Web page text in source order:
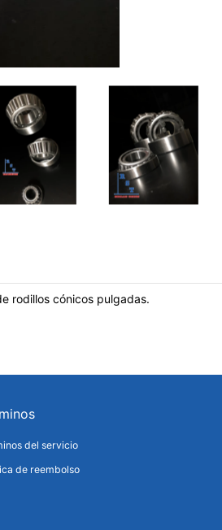
rodillos cónicos pulgadas.
del servicio
de reembolso